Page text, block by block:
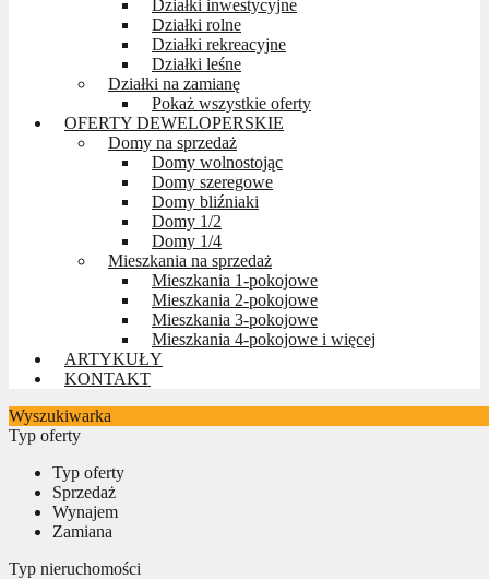
Działki inwestycyjne
Działki rolne
Działki rekreacyjne
Działki leśne
Działki na zamianę
Pokaż wszystkie oferty
OFERTY DEWELOPERSKIE
Domy na sprzedaż
Domy wolnostojąc
Domy szeregowe
Domy bliźniaki
Domy 1/2
Domy 1/4
Mieszkania na sprzedaż
Mieszkania 1-pokojowe
Mieszkania 2-pokojowe
Mieszkania 3-pokojowe
Mieszkania 4-pokojowe i więcej
ARTYKUŁY
KONTAKT
Wyszukiwarka
Typ oferty
Typ oferty
Sprzedaż
Wynajem
Zamiana
Typ nieruchomości